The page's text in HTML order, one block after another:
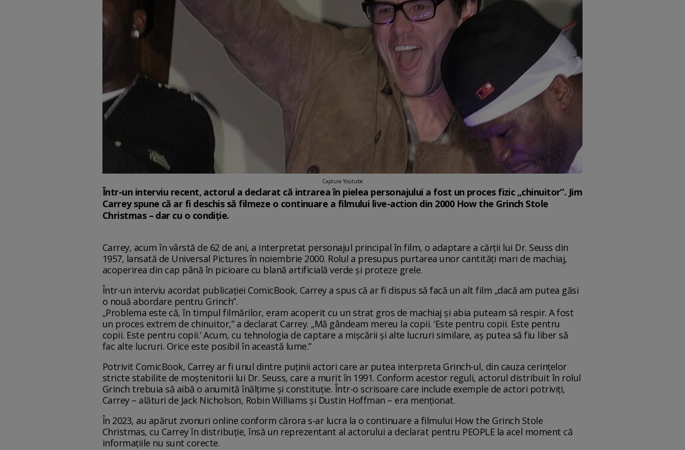
Captura Youtube
Într-un interviu recent, actorul a declarat că intrarea în pielea personajului a fost un proces fizic „chinuitor”. Jim
Carrey spune că ar fi deschis să filmeze o continuare a filmului live-action din 2000 How the Grinch Stole
Christmas – dar cu o condiție.
Carrey, acum în vârstă de 62 de ani, a interpretat personajul principal în film, o adaptare a cărții lui Dr. Seuss din
1957, lansată de Universal Pictures în noiembrie 2000. Rolul a presupus purtarea unor cantități mari de machiaj,
acoperirea din cap până în picioare cu blană artificială verde și proteze grele.
Într-un interviu acordat publicației ComicBook, Carrey a spus că ar fi dispus să facă un alt film „dacă am putea găsi
o nouă abordare pentru Grinch”.
„Problema este că, în timpul filmărilor, eram acoperit cu un strat gros de machiaj și abia puteam să respir. A fost
un proces extrem de chinuitor,” a declarat Carrey. „Mă gândeam mereu la copii. ‘Este pentru copii. Este pentru
copii. Este pentru copii.’ Acum, cu tehnologia de captare a mișcării și alte lucruri similare, aș putea să fiu liber să
fac alte lucruri. Orice este posibil în această lume.”
Potrivit ComicBook, Carrey ar fi unul dintre puținii actori care ar putea interpreta Grinch-ul, din cauza cerințelor
stricte stabilite de moștenitorii lui Dr. Seuss, care a murit în 1991. Conform acestor reguli, actorul distribuit în rolul
Grinch trebuia să aibă o anumită înălțime și constituție. Într-o scrisoare care include exemple de actori potriviți,
Carrey – alături de Jack Nicholson, Robin Williams și Dustin Hoffman – era menționat.
În 2023, au apărut zvonuri online conform cărora s-ar lucra la o continuare a filmului How the Grinch Stole
Christmas, cu Carrey în distribuție, însă un reprezentant al actorului a declarat pentru PEOPLE la acel moment că
informațiile nu sunt corecte.